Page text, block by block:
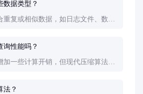
数据类型？
重复或相似数据，如日志文件、数据
询性能吗？
加一些计算开销，但现代压缩算法设
法？